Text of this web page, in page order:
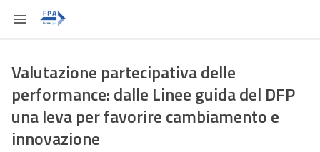
Valutazione partecipativa delle
performance: dalle Linee guida del DFP
una leva per favorire cambiamento e
innovazione